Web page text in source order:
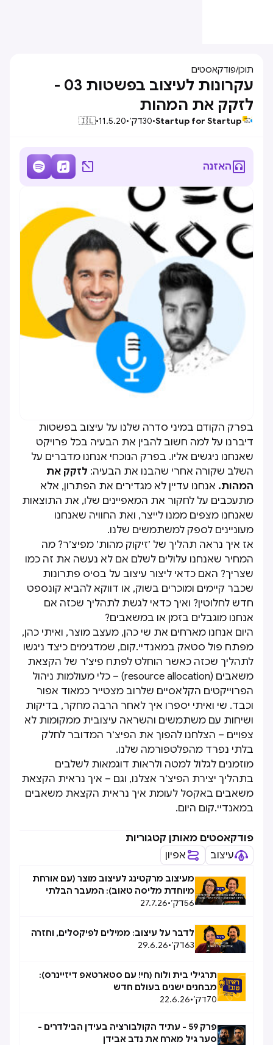
תוכן/פודקאסטים
עקרונות לעיצוב בפשטות 03 -
לזקק את המהות
Startup for Startup
•
30דק׳•
11.5.20
•
🇮🇱
האזנה 


בפרק הקודם במיני סדרה שלנו על עיצוב בפשטות
דיברנו על למה חשוב להבין את הבעיה בכל פרויקט
שאנחנו ניגשים אליו. בפרק הנוכחי אנחנו מדברים על
השלב שקורה אחרי שהבנו את הבעיה: לזקק את
המהות. אנחנו עדיין לא מגדירים את הפתרון, אלא
מתעכבים על לחקור את המאפיינים שלו, את התוצאות
שאנחנו מצפים ממנו לייצר, ואת החוויה שאנחנו
מעוניינים לספק למשתמשים שלנו.
אז איך נראה תהליך של ׳זיקוק מהות׳ מפיצ׳ר? מה
המחיר שאנחנו עלולים לשלם אם לא נעשה את זה כמו
שצריך? האם כדאי ליצור עיצוב על בסיס פתרונות
שכבר קיימים ומוכרים בשוק, או דווקא להביא קונספט
חדש לחלוטין? ואיך כדאי לגשת לתהליך שכזה אם
אנחנו מוגבלים בזמן או במשאבים?
היום אנחנו מארחים את שי כהן, מעצב מוצר, ואיתי כהן,
מפתח פול סטאק במאנדיי.קום, שמדגימים כיצד ניגשו
לתהליך שכזה כאשר הוחלט לפתח פיצ׳ר של הקצאת
משאבים (resource allocation) – כלי מעולמות ניהול
הפרוייקטים הקלאסיים שלרוב מצטייר כמאוד אפור
וכבד. שי ואיתי יספרו איך לאחר הרבה מחקר, בדיקות
ושיחות עם משתמשים והשראה עיצובית ממקומות לא
צפויים – הצלחנו להפוך את הפיצ׳ר המדובר לחלק
בלתי נפרד מהפלטפורמה שלנו.
מוזמנים לגלול למטה ולראות דוגמאות לשלבים
בתהליך יצירת הפיצ׳ר אצלנו, וגם – איך נראית הקצאת
משאבים באקסל לעומת איך נראית הקצאת משאבים
במאנדיי.קום היום.
פודקאסטים מאותן קטגוריות
עיצוב
אפיון
מעיצוב מרקטינג לעיצוב מוצר (עם אורחת
מיוחדת מליסה טאוב): המעבר הבלתי
אפשרי, אפשרי
56דק׳•
27.7.26
לדבר על עיצוב: ממילים לפיקסלים, וחזרה
63דק׳•
29.6.26
תרגילי בית ולוח (חי! עם סטארטאפ דיזיינרס):
מבחנים ישנים בעולם חדש
70דק׳•
22.6.26
פרק 59 - עתיד הקולבורציה בעידן הבילדרים -
סער גיל מארח את נדב אבידן